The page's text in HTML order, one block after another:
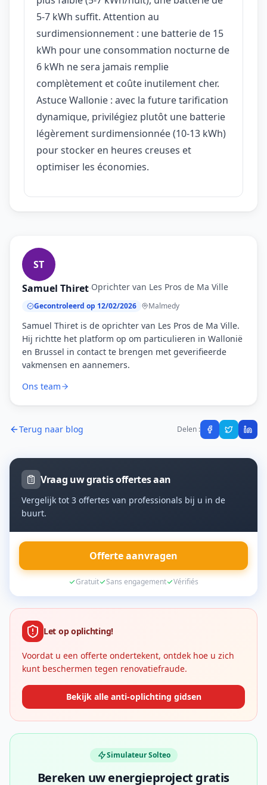
5-7 kWh suffit. Attention au
surdimensionnement : une batterie de 15
kWh pour une consommation nocturne de
6 kWh ne sera jamais remplie
complètement et coûte inutilement cher.
Astuce Wallonie : avec la future tarification
dynamique, privilégiez plutôt une batterie
légèrement surdimensionnée (10-13 kWh)
pour stocker en heures creuses et
optimiser les économies.
ST
Samuel Thiret·Oprichter van Les Pros de Ma Ville
Gecontroleerd op 12/02/2026 Malmedy
Samuel Thiret is de oprichter van Les Pros de Ma Ville.
Hij richtte het platform op om particulieren in Wallonië
en Brussel in contact te brengen met geverifieerde
vakmensen en aannemers.
Ons team
Terug naar blog Delen :
Vraag uw gratis offertes aan
Vergelijk tot 3 offertes van professionals bij u in de
buurt.
Offerte aanvragen
Gratuit Sans engagement Vérifiés
Let op oplichting!
Voordat u een offerte ondertekent, ontdek hoe u zich
kunt beschermen tegen renovatiefraude.
Bekijk alle anti-oplichting gidsen
Simulateur Solteo
Bereken uw energieproject gratis